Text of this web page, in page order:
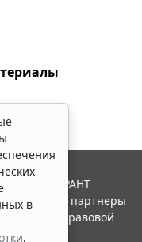
в
.
ГАРАНТ
и ее партнеры
правовой